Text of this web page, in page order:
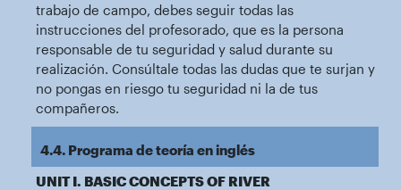
trabajo de campo, debes seguir todas las
instrucciones del profesorado, que es la persona
responsable de tu seguridad y salud durante su
realización. Consúltale todas las dudas que te surjan y
no pongas en riesgo tu seguridad ni la de tus
compañeros.
4.4. Programa de teoría en inglés
UNIT I. BASIC CONCEPTS OF RIVER